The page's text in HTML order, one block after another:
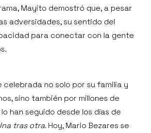
Mayito demostró que, a pesar
adversidades, su sentido del
para conectar con la gente
celebrada no solo por su familia y
sino también por millones de
han seguido desde los días de
tras otra. Hoy, Mario Bezares se